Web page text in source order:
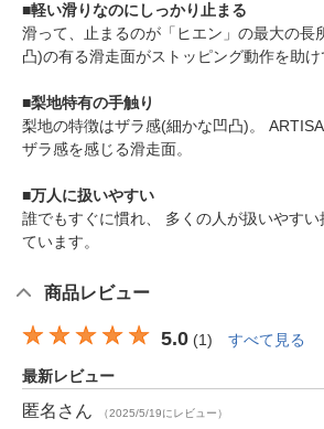
■軽い滑りなのにしっかり止まる
滑って、止まるのが「ヒエン」の最大の長
凸)の有る滑走面がストッピング動作を助け
■梨地特有の手触り
梨地の特徴はザラ感(細かな凹凸)。
ザラ感を感じる滑走面。
■万人に扱いやすい
誰でもすぐに慣れ、 多くの人が扱いやすい
ています。
商品レビュー
5.0 (1) すべて見る
最新レビュー
匿名 さん （2025/5/19にレビュー）